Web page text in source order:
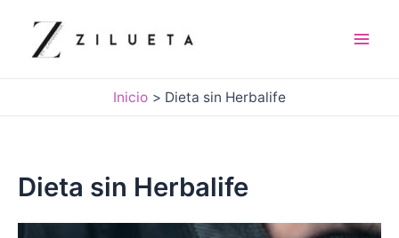
contenido
Inicio Dieta sin Herbalife
Dieta sin Herbalife